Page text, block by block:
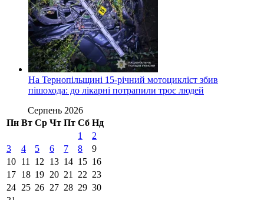
На Тернопільщині 15-річний мотоцикліст збив
пішохода: до лікарні потрапили троє людей
Серпень 2026
Пн Вт Ср Чт Пт Сб Нд
1
2
3
4 5 6 7 8
9
10 11 12 13 14 15 16
17 18 19 20 21 22 23
24 25 26 27 28 29 30